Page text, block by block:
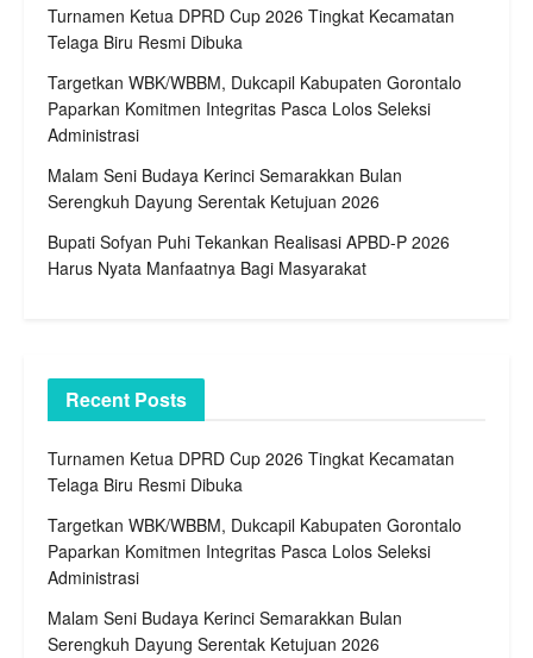
Turnamen Ketua DPRD Cup 2026 Tingkat Kecamatan
Telaga Biru Resmi Dibuka
Targetkan WBK/WBBM, Dukcapil Kabupaten Gorontalo
Paparkan Komitmen Integritas Pasca Lolos Seleksi
Administrasi
Malam Seni Budaya Kerinci Semarakkan Bulan
Serengkuh Dayung Serentak Ketujuan 2026
Bupati Sofyan Puhi Tekankan Realisasi APBD-P 2026
Harus Nyata Manfaatnya Bagi Masyarakat
Recent Posts
Turnamen Ketua DPRD Cup 2026 Tingkat Kecamatan
Telaga Biru Resmi Dibuka
Targetkan WBK/WBBM, Dukcapil Kabupaten Gorontalo
Paparkan Komitmen Integritas Pasca Lolos Seleksi
Administrasi
Malam Seni Budaya Kerinci Semarakkan Bulan
Serengkuh Dayung Serentak Ketujuan 2026